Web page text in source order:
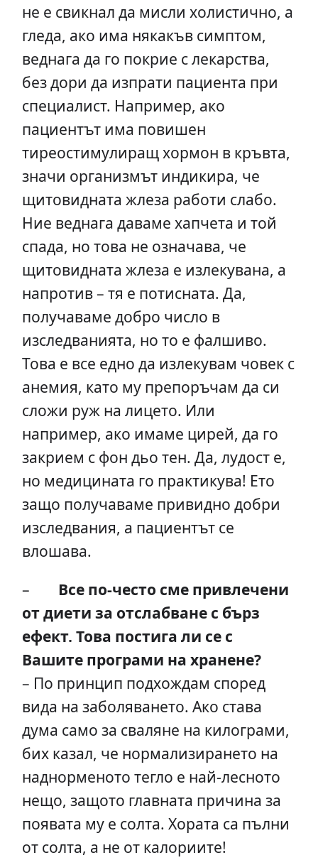
не е свикнал да мисли холистично, а
гледа, ако има някакъв симптом,
веднага да го покрие с лекарства,
без дори да изпрати пациента при
специалист. Например, ако
пациентът има повишен
тиреостимулиращ хормон в кръвта,
значи организмът индикира, че
щитовидната жлеза работи слабо.
Ние веднага даваме хапчета и той
спада, но това не означава, че
щитовидната жлеза е излекувана, а
напротив – тя е потисната. Да,
получаваме добро число в
изследванията, но то е фалшиво.
Това е все едно да излекувам човек с
анемия, като му препоръчам да си
сложи руж на лицето. Или
например, ако имаме цирей, да го
закрием с фон дьо тен. Да, лудост е,
но медицината го практикува! Ето
защо получаваме привидно добри
изследвания, а пациентът се
влошава.
– Все по-често сме привлечени
от диети за отслабване с бърз
ефект. Това постига ли се с
Вашите програми на хранене?
– По принцип подхождам според
вида на заболяването. Ако става
дума само за сваляне на килограми,
бих казал, че нормализирането на
наднорменото тегло е най-лесното
нещо, защото главната причина за
появата му е солта. Хората са пълни
от солта, а не от калориите!